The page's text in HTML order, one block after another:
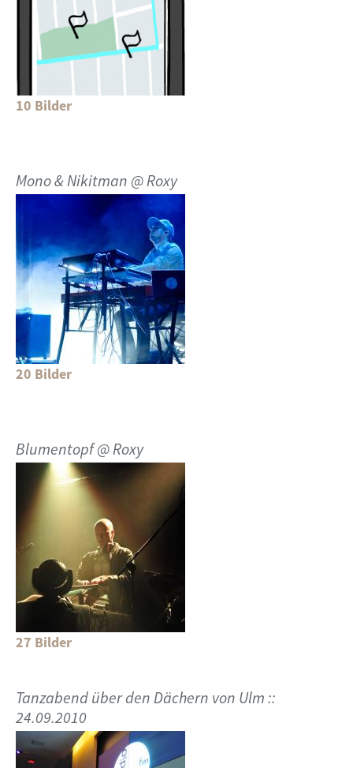
10 Bilder
Mono & Nikitman @ Roxy
20 Bilder
Blumentopf @ Roxy
27 Bilder
Tanzabend über den Dächern von Ulm ::
24.09.2010